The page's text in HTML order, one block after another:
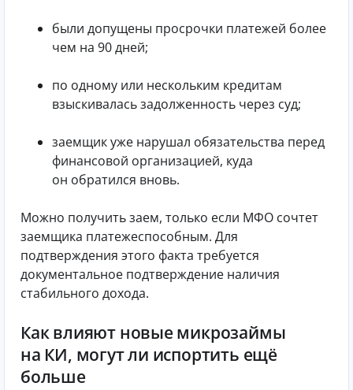
были допущены просрочки платежей более
чем на 90 дней;
по одному или нескольким кредитам
взыскивалась задолженность через суд;
заемщик уже нарушал обязательства перед
финансовой организацией, куда
он обратился вновь.
Можно получить заем, только если МФО сочтет
заемщика платежеспособным. Для
подтверждения этого факта требуется
документальное подтверждение наличия
стабильного дохода.
Как влияют новые микрозаймы
на КИ, могут ли испортить ещё
больше